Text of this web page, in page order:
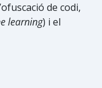
de codi,
learning) i el